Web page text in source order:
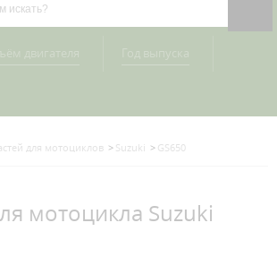
для мотоциклов Suzuki GS650
мотоцикла Suzuki